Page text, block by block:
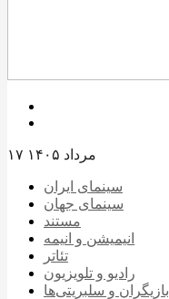
۱۷ مرداد ۱۴۰۵
سینمای ایران
سینمای جهان
مستند
انیمیشن و انیمه
تئاتر
رادیو و تلویزیون
بازیگران و سلبریتی‌ها